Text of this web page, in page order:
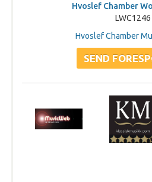
Hvoslef Chamber
LWC1246
Hvoslef Chamber